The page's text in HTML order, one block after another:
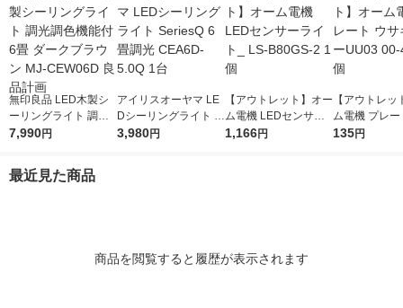
無印良品 LED木製シ
ーリングライト 調光
調色機能付 6畳 ダー
7,990円
アイリスオーヤマ LE
Dシーリングライト S
eriesQ 6畳調光 CEA6
3,980円
【アウトレット】オー
ム電機 LEDセンサー
ライト_ LS-B80GS-2
1,166円
【アウトレッ
ム電機 プレー
ギ3 HSー
135円
最近見た商品
商品を閲覧すると履歴が表示されます